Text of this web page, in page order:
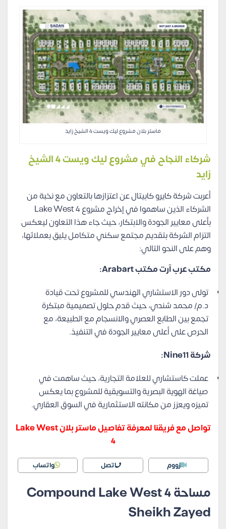
ماستر بلان مشروع ليك ويست 4 الشيخ زايد
شركاء النجاح في مشروع ليك ويست 4 الشيخ
زايد
أعربت شركة كايرو كابيتال عن اعتزازها بالتعاون مع نخبة من
الشركاء الذين ساهموا في إخراج مشروع Lake West 4
بأعلى معايير الجودة والابتكار، حيث جاء هذا التعاون ليعكس
التزام الشركة بتقديم مجتمع سكني متكامل يليق بعملائها،
وهم على النحو التالي:
مكتب عرب آرت مكتب Arabart:
تولى دور الاستشاري الهندسي للمشروع تحت قيادة
د.م/ محمد شندي، حيث قدم حلول تصميمية مبتكرة
تجمع بين الطابع العصري والانسجام مع الطبيعة، مع
الحرص على أعلى معايير الجودة في التنفيذ.
شركة Nine11:
عملت كاستشاري للعلامة التجارية، حيث ساهمت في
صياغة الهوية البصرية والتسويقية للمشروع بما يعكس
تميزه ويعزز من مكانته الاستثمارية في السوق العقاري.
تواصل مع فريقنا لمعرفة تفاصيل ماستر بلان Lake West
4
زووم اتصل واتساب
مساحة Compound Lake West 4
Sheikh Zayed